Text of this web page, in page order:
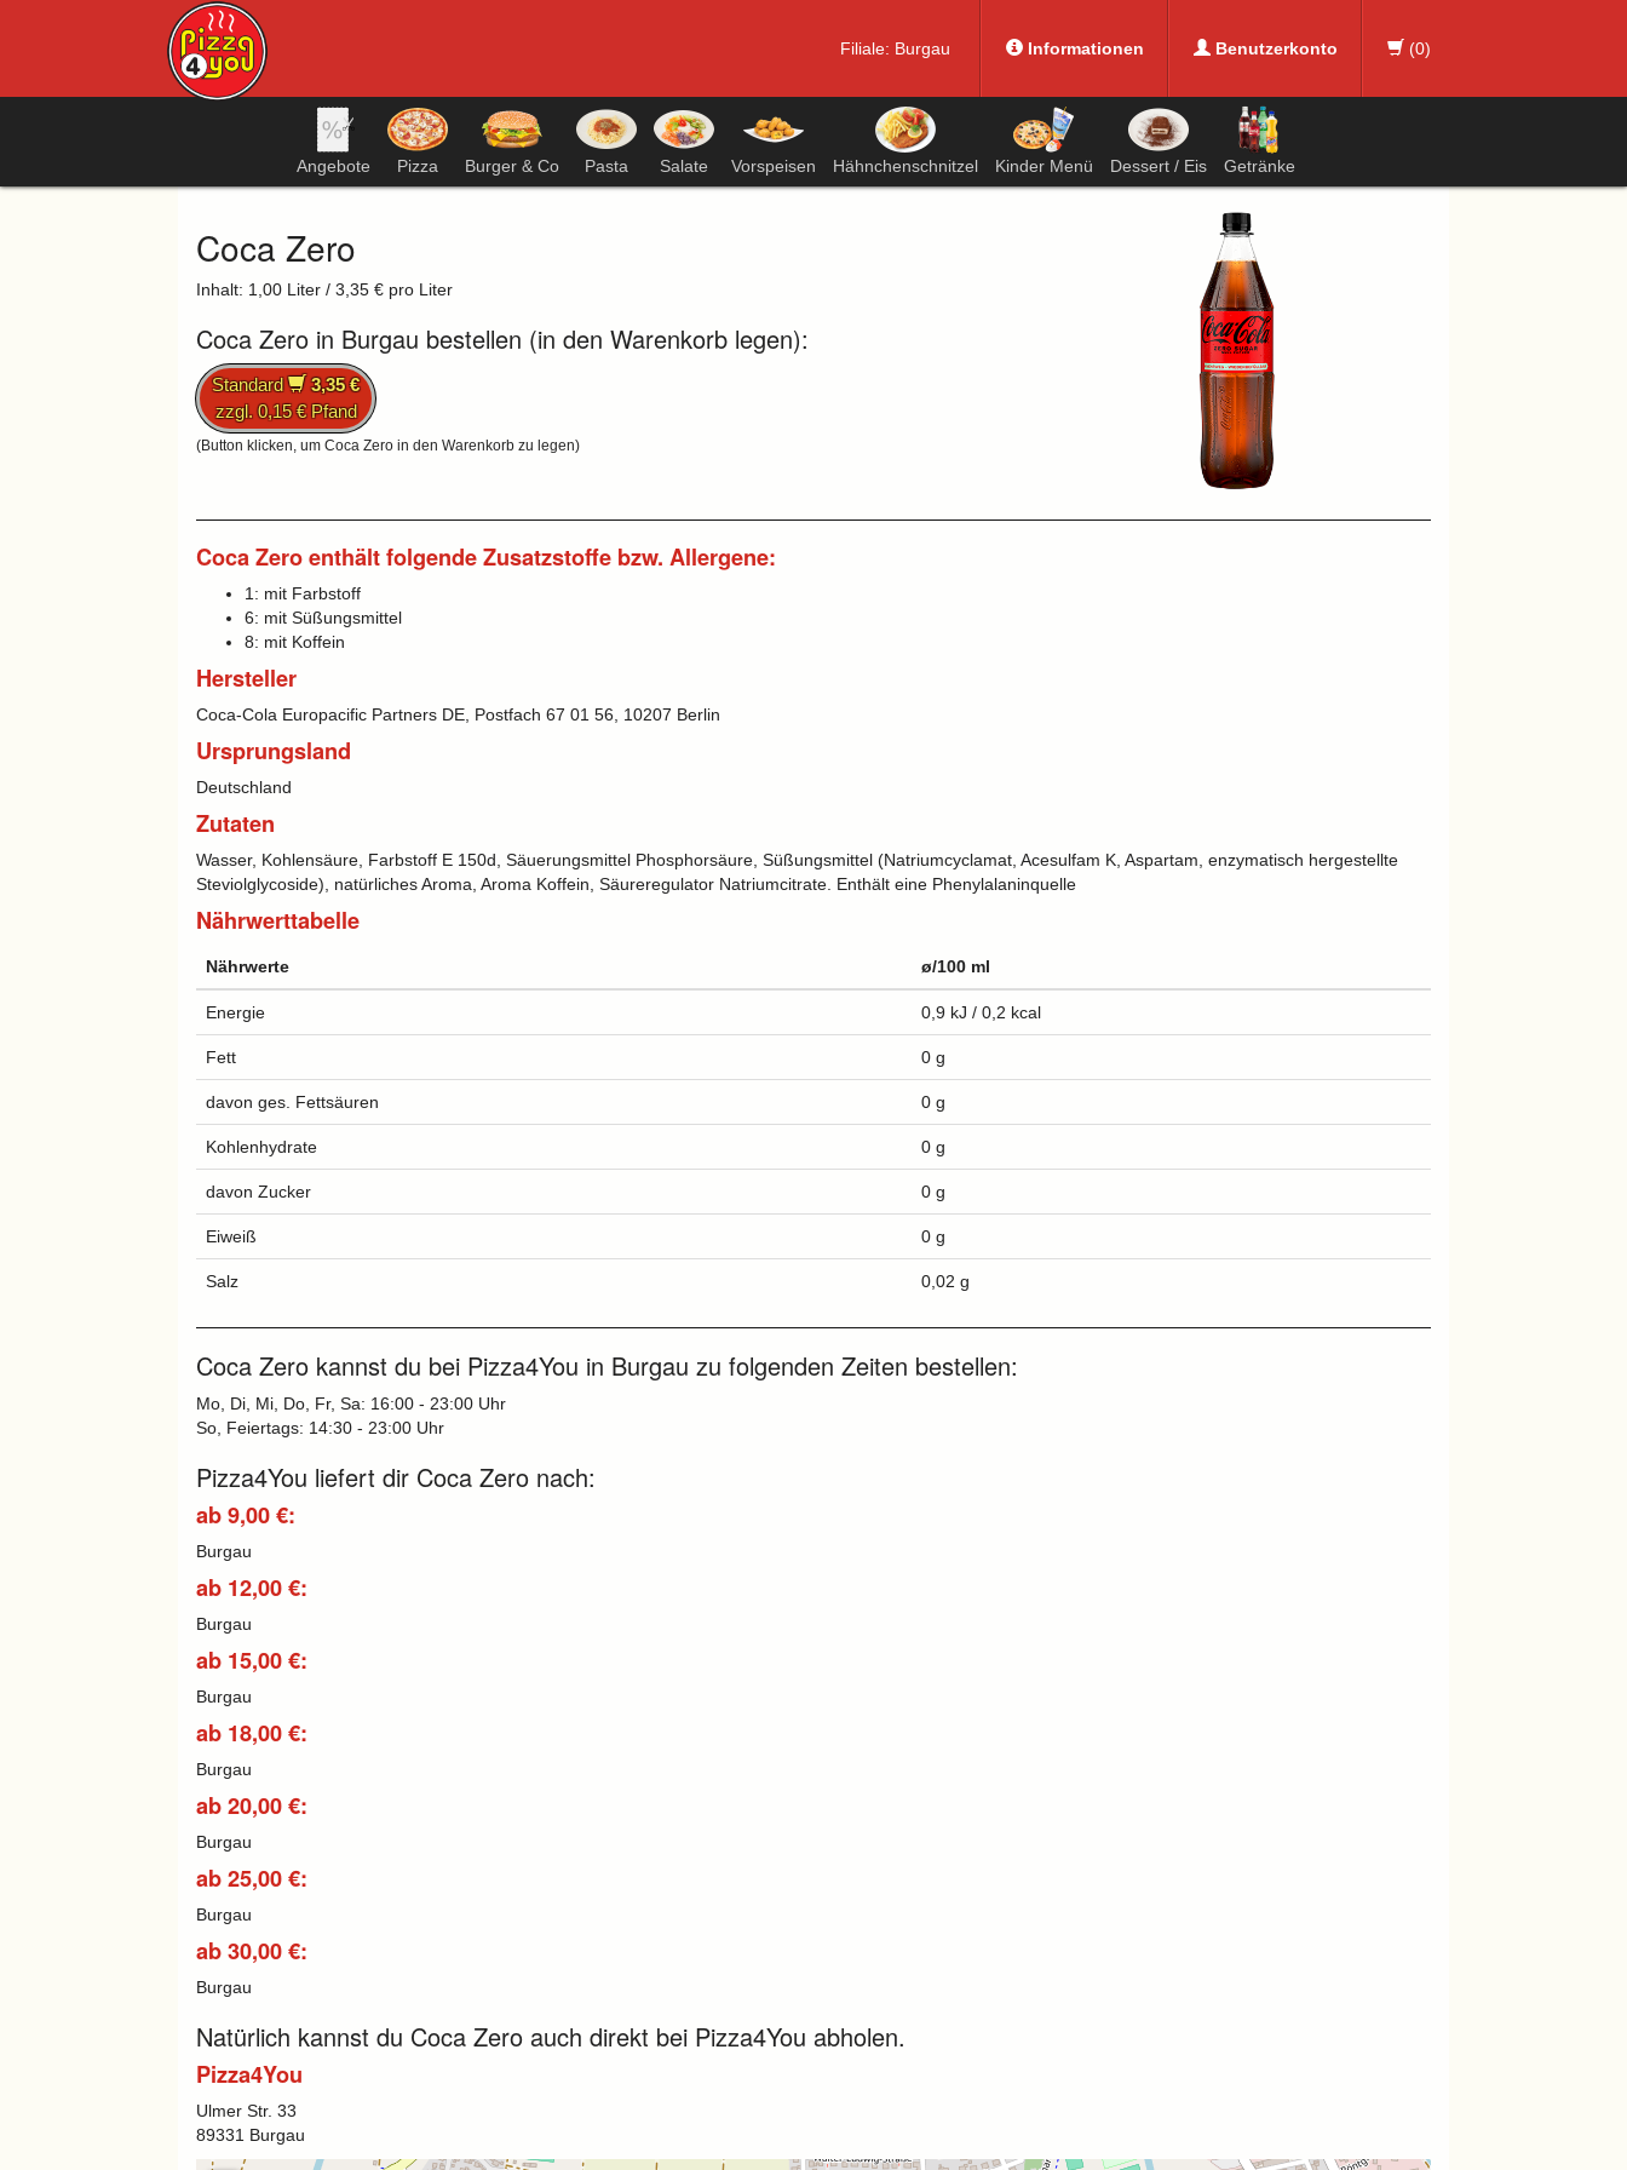
Filiale: Burgau Informationen Benutzerkonto (0)
Angebote Pizza Burger & Co Pasta Salate Vorspeisen Hähnchenschnitzel Kinder Menü Dessert / Eis Getränke
Coca Zero
Inhalt: 1,00 Liter / 3,35 € pro Liter
Coca Zero in Burgau bestellen (in den Warenkorb legen):
Standard
3,35 €
zzgl. 0,15 € Pfand
(Button klicken, um Coca Zero in den Warenkorb zu legen)
Coca Zero enthält folgende Zusatzstoffe bzw. Allergene:
1: mit Farbstoff
6: mit Süßungsmittel
8: mit Koffein
Hersteller
Coca-Cola Europacific Partners DE, Postfach 67 01 56, 10207 Berlin
Ursprungsland
Deutschland
Zutaten
Wasser, Kohlensäure, Farbstoff E 150d, Säuerungsmittel Phosphorsäure, Süßungsmittel (Natriumcyclamat, Acesulfam K, Aspartam, enzymatisch hergestellte
Steviolglycoside), natürliches Aroma, Aroma Koffein, Säureregulator Natriumcitrate. Enthält eine Phenylalaninquelle
Nährwerttabelle
Nährwerte ø/100 ml
Energie 0,9 kJ / 0,2 kcal
Fett 0 g
davon ges. Fettsäuren 0 g
Kohlenhydrate 0 g
davon Zucker 0 g
Eiweiß 0 g
Salz 0,02 g
Coca Zero kannst du bei Pizza4You in Burgau zu folgenden Zeiten bestellen:
Mo, Di, Mi, Do, Fr, Sa: 16:00 - 23:00 Uhr
So, Feiertags: 14:30 - 23:00 Uhr
Pizza4You liefert dir Coca Zero nach:
ab 9,00 €:
Burgau
ab 12,00 €:
Burgau
ab 15,00 €:
Burgau
ab 18,00 €:
Burgau
ab 20,00 €:
Burgau
ab 25,00 €:
Burgau
ab 30,00 €:
Burgau
Natürlich kannst du Coca Zero auch direkt bei Pizza4You abholen.
Pizza4You
Ulmer Str. 33
89331 Burgau